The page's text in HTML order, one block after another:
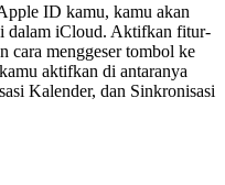
ID kamu, kamu akan
dalam iCloud. Aktifkan fitur-
cara menggeser tombol ke
aktifkan di antaranya
Kalender, dan Sinkronisasi